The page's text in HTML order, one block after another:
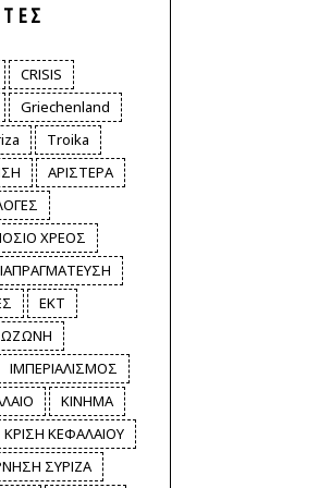
CRISIS
Griechenland
Troika
ΑΡΙΣΤΕΡΑ
ΧΡΕΟΣ
ΕΚΤ
ΙΜΠΕΡΙΑΛΙΣΜΟΣ
ΚΙΝΗΜΑ
ΚΡΙΣΗ ΚΕΦΑΛΑΙΟΥ
ΣΥΡΙΖΑ